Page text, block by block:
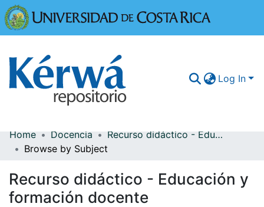
Log In
Communities & Collections
Browse Kérwá
Home Docencia
Recurso didáctico - Educación y formación docente
Browse by Subject
Recurso didáctico - Educación y
formación docente